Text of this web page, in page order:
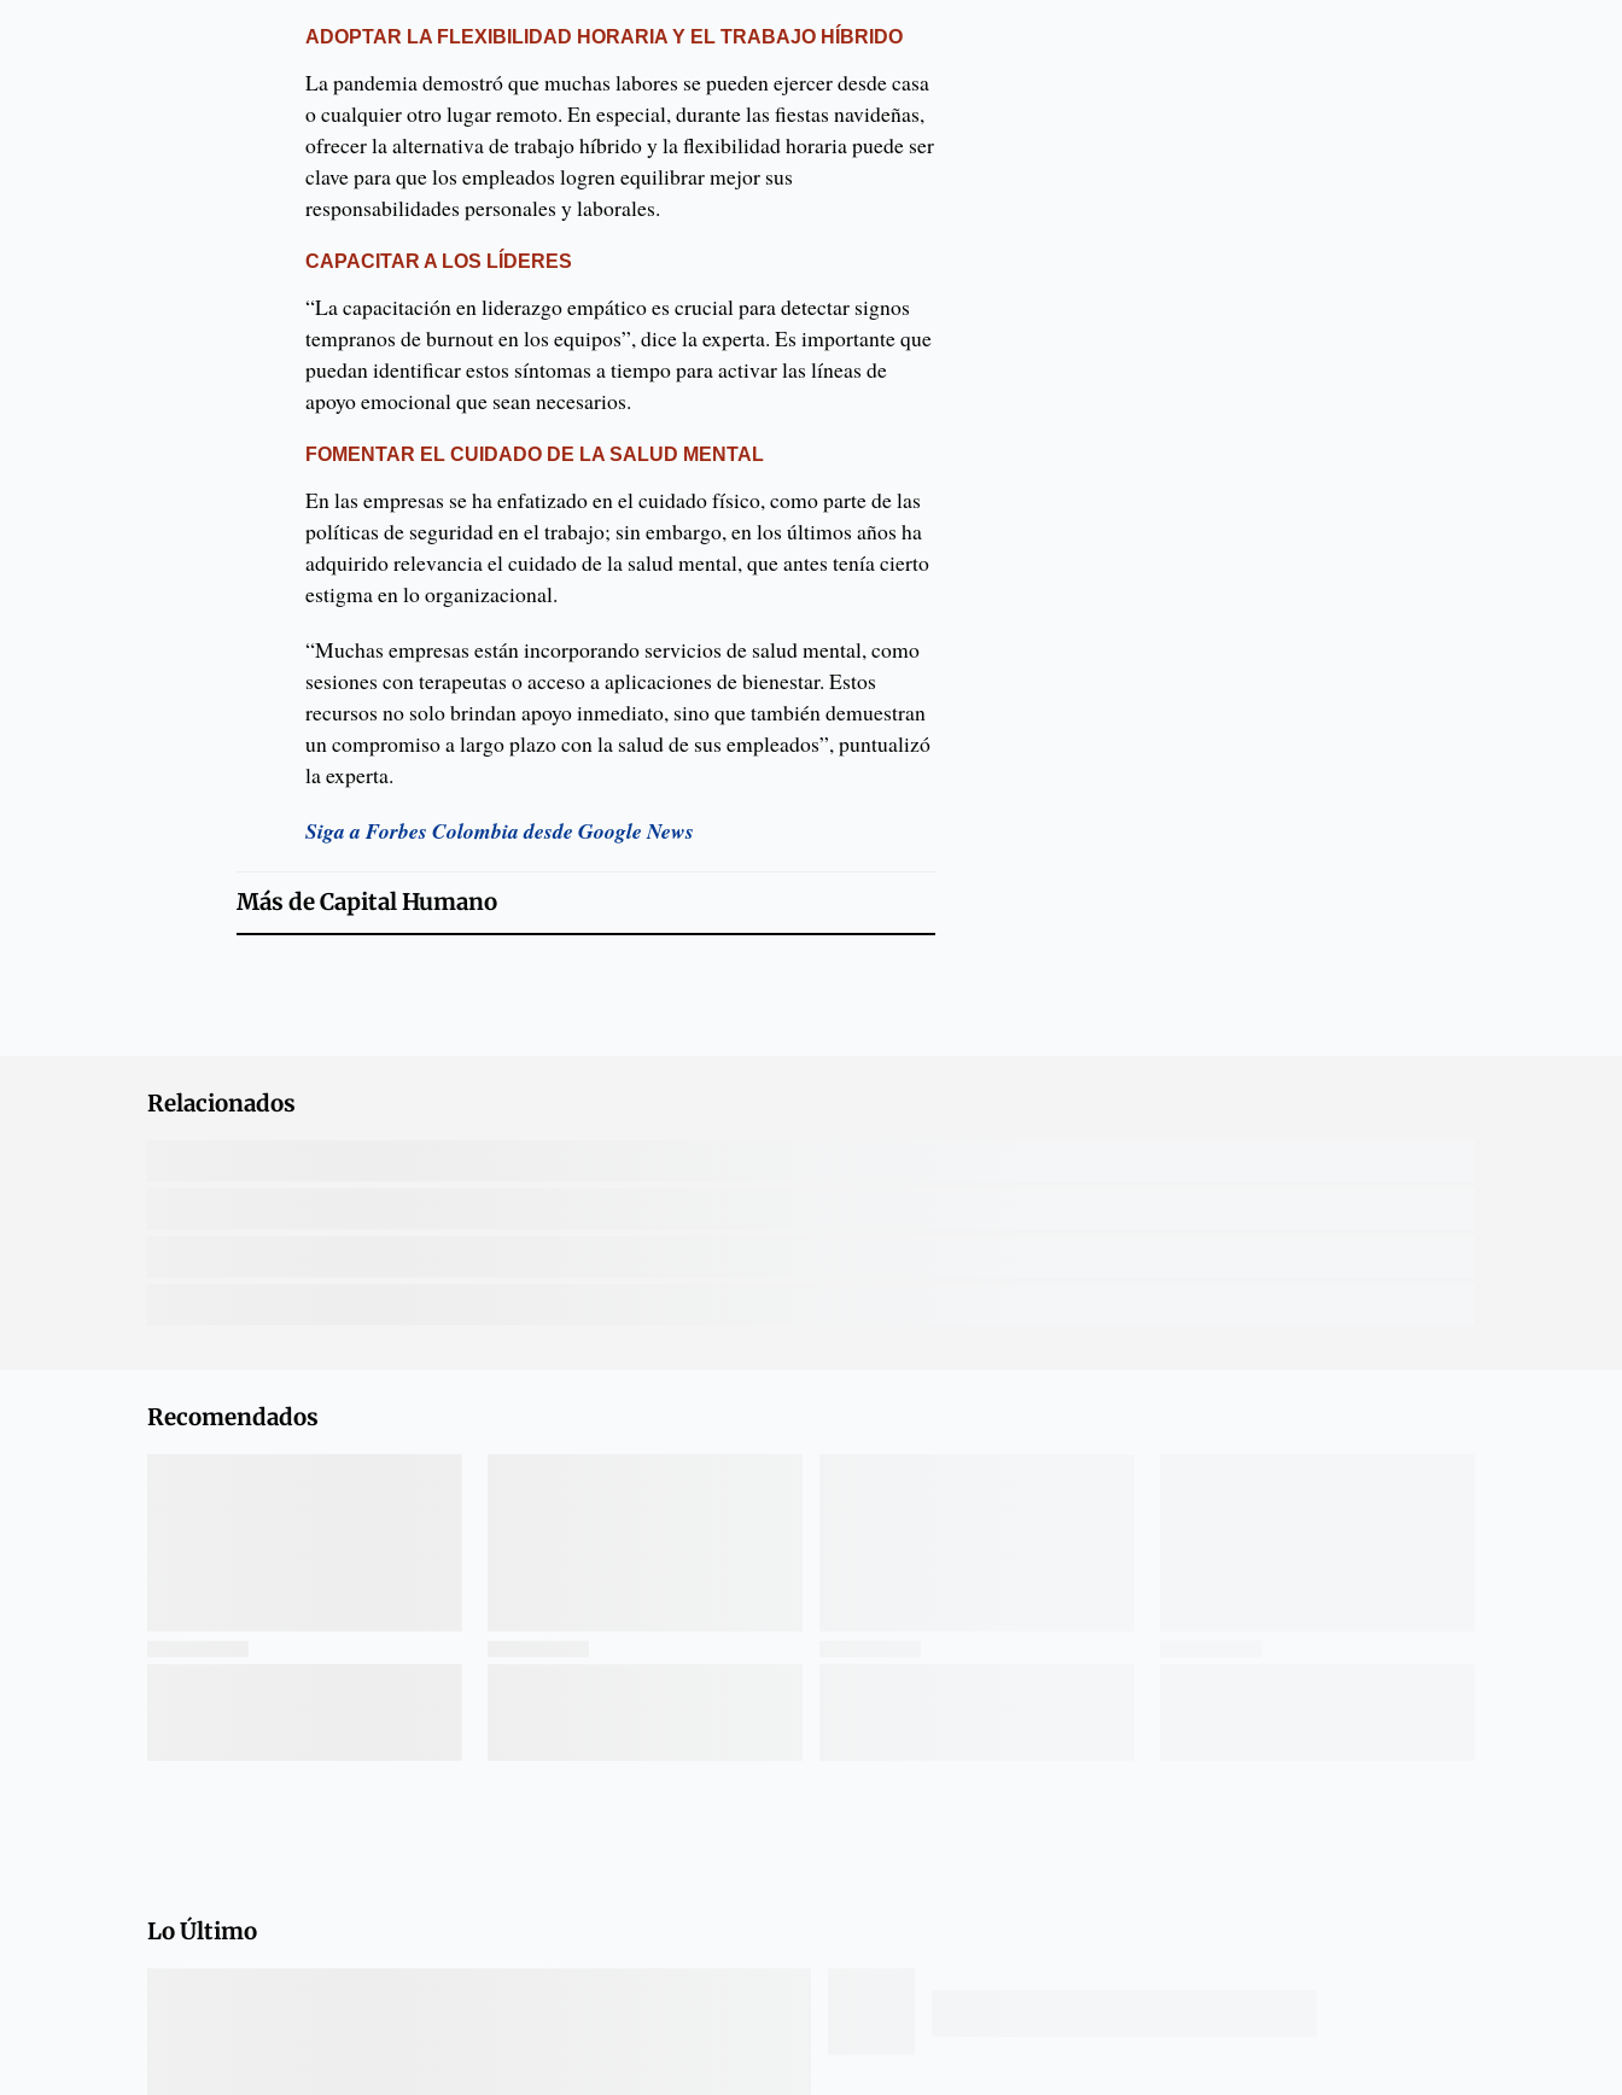
ADOPTAR LA FLEXIBILIDAD HORARIA Y EL TRABAJO HÍBRIDO
La pandemia demostró que muchas labores se pueden ejercer desde casa
o cualquier otro lugar remoto. En especial, durante las fiestas navideñas,
ofrecer la alternativa de trabajo híbrido y la flexibilidad horaria puede ser
clave para que los empleados logren equilibrar mejor sus
responsabilidades personales y laborales.
CAPACITAR A LOS LÍDERES
“La capacitación en liderazgo empático es crucial para detectar signos
tempranos de burnout en los equipos”, dice la experta. Es importante que
puedan identificar estos síntomas a tiempo para activar las líneas de
apoyo emocional que sean necesarios.
FOMENTAR EL CUIDADO DE LA SALUD MENTAL
En las empresas se ha enfatizado en el cuidado físico, como parte de las
políticas de seguridad en el trabajo; sin embargo, en los últimos años ha
adquirido relevancia el cuidado de la salud mental, que antes tenía cierto
estigma en lo organizacional.
“Muchas empresas están incorporando servicios de salud mental, como
sesiones con terapeutas o acceso a aplicaciones de bienestar. Estos
recursos no solo brindan apoyo inmediato, sino que también demuestran
un compromiso a largo plazo con la salud de sus empleados”, puntualizó
la experta.
Siga a Forbes Colombia desde Google News
Más deCapital Humano
Relacionados
Recomendados
Lo Último